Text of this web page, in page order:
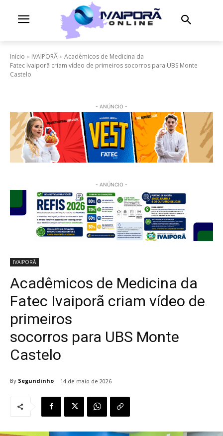
Início IVAIPORÃ
Acadêmicos de Medicina da
Fatec Ivaiporã criam vídeo de primeiros socorros para UBS Monte
Castelo
- ANÚNCIO -
- ANÚNCIO -
IVAIPORÃ
Acadêmicos de Medicina da
Fatec Ivaiporã criam vídeo de
primeiros
socorros para UBS Monte
Castelo
By Segundinho 14 de maio de 2026